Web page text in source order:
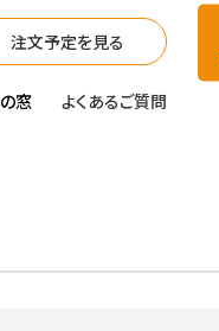
注文予定を見る
窓 よくあるご質問